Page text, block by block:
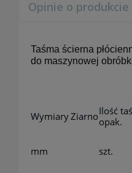
Opinie o produkcie
Taśma ścierna
do maszynowej
WymiaryZiarnoIlość
opak.
mm szt.